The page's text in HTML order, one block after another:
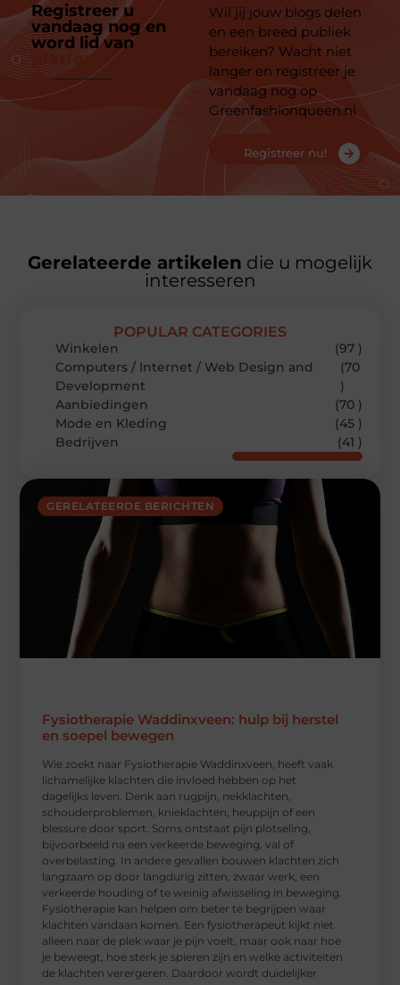
Registreer u
vandaag nog en
word lid van
platform
Wil jij jouw blogs delen
en een breed publiek
bereiken? Wacht niet
langer en registreer je
vandaag nog op
Greenfashionqueen.nl
Registreer nu!
Gerelateerde artikelen die u mogelijk
interesseren
GERELATEERDE BERICHTEN
Fysiotherapie Waddinxveen: hulp bij herstel
en soepel bewegen
Wie zoekt naar Fysiotherapie Waddinxveen, heeft vaak
lichamelijke klachten die invloed hebben op het
dagelijks leven. Denk aan rugpijn, nekklachten,
schouderproblemen, knieklachten, heuppijn of een
blessure door sport. Soms ontstaat pijn plotseling,
bijvoorbeeld na een verkeerde beweging, val of
overbelasting. In andere gevallen bouwen klachten zich
langzaam op door langdurig zitten, zwaar werk, een
verkeerde houding of te weinig afwisseling in beweging.
Fysiotherapie kan helpen om beter te begrijpen waar
klachten vandaan komen. Een fysiotherapeut kijkt niet
alleen naar de plek waar je pijn voelt, maar ook naar hoe
je beweegt, hoe sterk je spieren zijn en welke activiteiten
de klachten verergeren. Daardoor wordt duidelijker
POPULAR CATEGORIES
Winkelen
(97 )
Computers / Internet / Web Design and
Development
(70
)
Aanbiedingen
(70 )
Mode en Kleding
(45 )
Bedrijven
(41 )